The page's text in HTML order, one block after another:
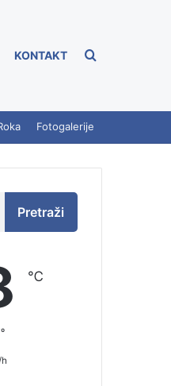
KONTAKT
Fotogalerije
Pretraži
℃